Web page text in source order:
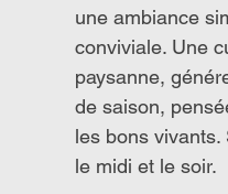
une ambiance
conviviale. Une
paysanne,
de saison,
les bons vivants.
le midi et le soir.